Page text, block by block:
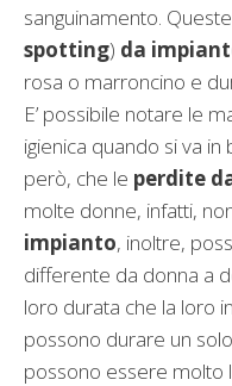
sanguinamento.
spotting) da
rosa o marroncino e
E’ possibile notare le
igienica quando si va
però, che le perdite
molte donne, infatti,
impianto, inoltre,
differente da donna a
loro durata che la loro
possono durare un
possono essere molto